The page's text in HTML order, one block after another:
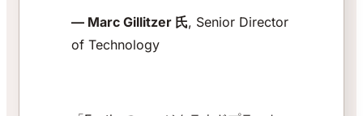
— Marc Gillitzer 氏, Senior Director
of Technology